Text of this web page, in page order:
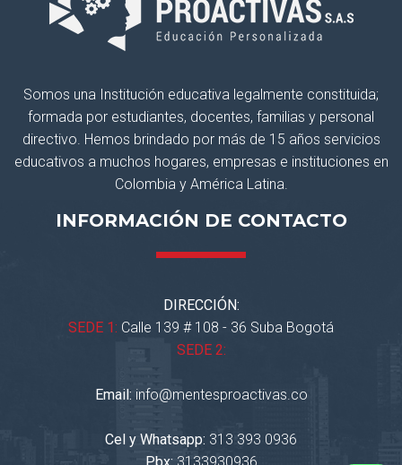
Somos una Institución educativa legalmente constituida;
formada por estudiantes, docentes, familias y personal
directivo. Hemos brindado por más de 15 años servicios
educativos a muchos hogares, empresas e instituciones en
Colombia y América Latina.
INFORMACIÓN DE CONTACTO
DIRECCIÓN:
SEDE 1: Calle 139 # 108 - 36 Suba Bogotá
SEDE 2:
Email: info@mentesproactivas.co
Cel y Whatsapp: 313 393 0936